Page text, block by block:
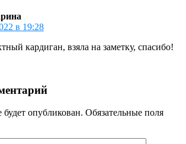
в 19:28
кардиган, взяла на заметку, спасибо!
опубликован. Обязательные поля